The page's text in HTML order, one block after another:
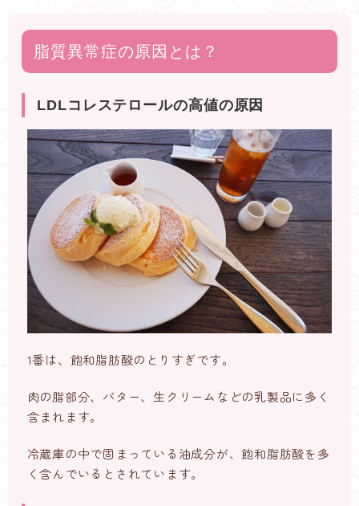
脂質異常症の原因とは？
LDLコレステロールの高値の原因
1番は、飽和脂肪酸のとりすぎです。
肉の脂部分、バター、生クリームなどの乳製品に多く
含まれます。
冷蔵庫の中で固まっている油成分が、飽和脂肪酸を多
く含んでいるとされています。